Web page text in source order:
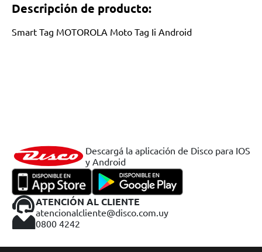
Descripción de producto:
Smart Tag MOTOROLA Moto Tag Ii Android
Descargá la aplicación de Disco para IOS
y Android
ATENCIÓN AL CLIENTE
atencionalcliente@disco.com.uy
0800 4242